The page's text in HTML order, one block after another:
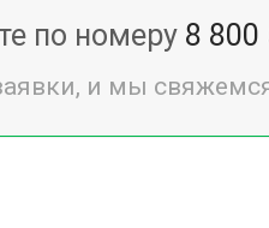
по номеру 8 800
и мы